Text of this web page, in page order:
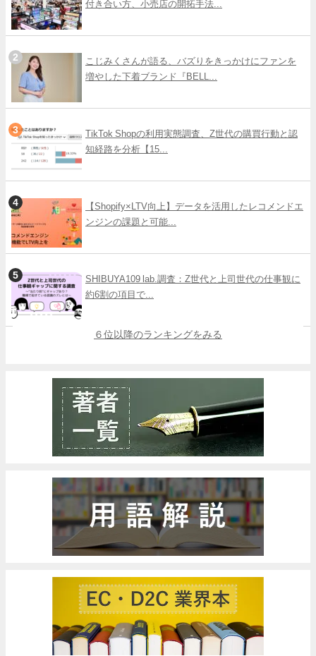
付き合い方、小売店の開拓手法...
こじみくさんが語る、バズりをきっかけにファンを
増やした下着ブランド『BELL...
TikTok Shopの利用実態調査、Z世代の購買行動と認
知経路を分析【15...
【Shopify×LTV向上】データを活用したレコメンドエ
ンジンの課題と可能...
SHIBUYA109 lab.調査：Z世代と上司世代の仕事観に
約6割の項目で...
６位以降のランキングをみる